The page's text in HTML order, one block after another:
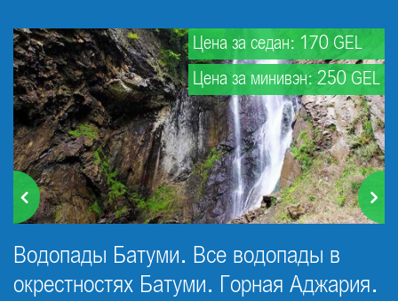
Цена за седан: 170 GEL
Цена за минивэн: 250 GEL
Водопады Батуми. Все водопады в
окрестностях Батуми. Горная Аджария.